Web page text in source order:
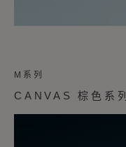
M系列
CANVAS 棕色系列